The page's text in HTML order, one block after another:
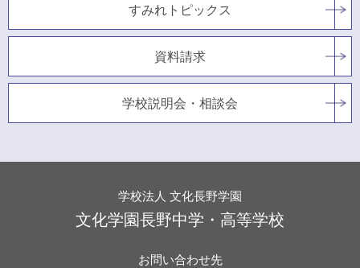
すみれトピックス
資料請求
学校説明会・相談会
学校法人 文化長野学園
文化学園長野中学・高等学校
お問い合わせ先